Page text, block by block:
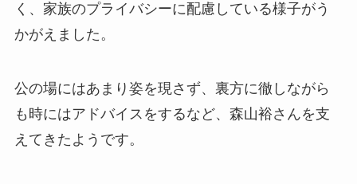
く、家族のプライバシーに配慮している様子がう
かがえました。
公の場にはあまり姿を現さず、裏方に徹しながら
も時にはアドバイスをするなど、森山裕さんを支
えてきたようです。